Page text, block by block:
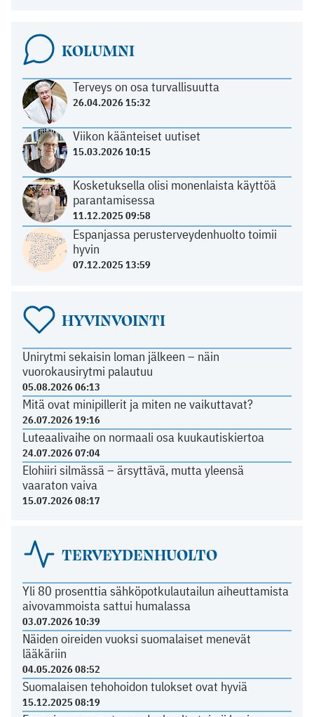
KOLUMNI
Terveys on osa turvallisuutta
26.04.2026 15:32
Viikon käänteiset uutiset
15.03.2026 10:15
Kosketuksella olisi monenlaista käyttöä
parantamisessa
11.12.2025 09:58
Espanjassa perusterveydenhuolto toimii
hyvin
07.12.2025 13:59
HYVINVOINTI
Unirytmi sekaisin loman jälkeen – näin
vuorokausirytmi palautuu
05.08.2026 06:13
Mitä ovat minipillerit ja miten ne vaikuttavat?
26.07.2026 19:16
Luteaalivaihe on normaali osa kuukautiskiertoa
24.07.2026 07:04
Elohiiri silmässä – ärsyttävä, mutta yleensä
vaaraton vaiva
15.07.2026 08:17
TERVEYDENHUOLTO
Yli 80 prosenttia sähköpotkulautailun aiheuttamista
aivovammoista sattui humalassa
03.07.2026 10:39
Näiden oireiden vuoksi suomalaiset menevät
lääkäriin
04.05.2026 08:52
Suomalaisen tehohoidon tulokset ovat hyviä
15.12.2025 08:19